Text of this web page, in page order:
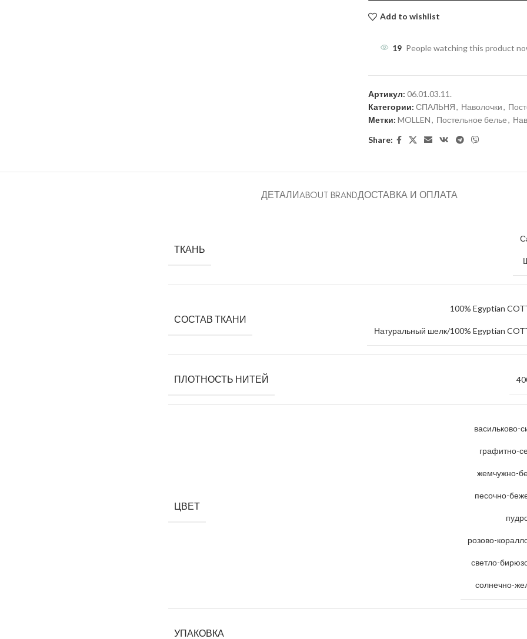
Add to wishlist
19 People watching this product
Артикул: 06.01.03.11.
Категории: СПАЛЬНЯ, Наволочки,
Метки: MOLLEN, Постельное белье,
Share:
ДЕТАЛИABOUT BRANDДОСТАВКА И ОПЛАТА
ТКАНЬ
СОСТАВ ТКАНИ
100% Egyptian
Натуральный шелк/100% Egyptian
ПЛОТНОСТЬ НИТЕЙ
ЦВЕТ
васильково-
графитно-
жемчужно-
песочно-
розово-
светло-
солнечно-
УПАКОВКА